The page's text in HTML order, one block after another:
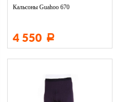
Кальсоны Guahoo 670
4 550 Р